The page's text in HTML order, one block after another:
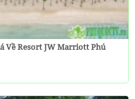
Về Resort JW Marriott Phú